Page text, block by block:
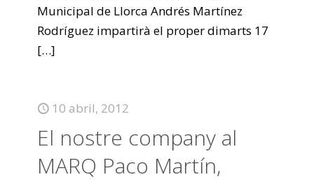
Municipal de Llorca Andrés Martínez
Rodríguez impartirà el proper dimarts 17
[…]
10 abril, 2012
El nostre company al
MARQ Paco Martín,